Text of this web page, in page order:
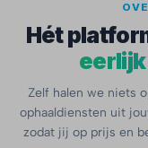
Hét
Zelf halen we niets
ophaaldiensten uit
zodat jij op prijs en